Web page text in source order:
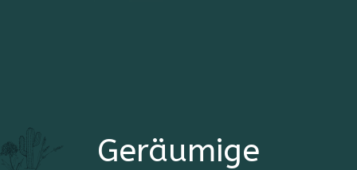
Geräumige